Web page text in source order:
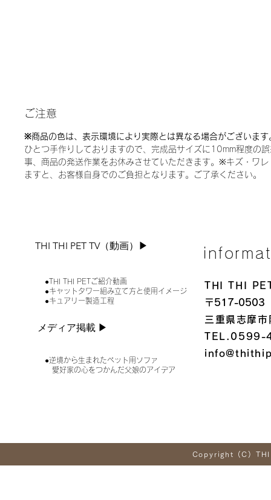
ご注意
※商品の色は、表示環境により実際とは異なる場合がございます
ひとつ手作りしておりますので、完成品サイズに10mm程度の
事、商品の発送作業をお休みさせていただきます。 ※キズ・ワ
ますと、お客様自身でのご負担となります。ご了承ください。
THI THI PET TV（動画）▶︎
●THI THI PETご紹介動画
●キャットタワー組み立て方と使用イメージ
●キュアリー製造工程
メディア掲載 ▶︎
●逆境から生まれたペット用ソファ
愛好家の心をつかんだ父娘のアイデア
THI THI
〒517-0503
三重県志摩
TEL.0599-
Copyright (C)